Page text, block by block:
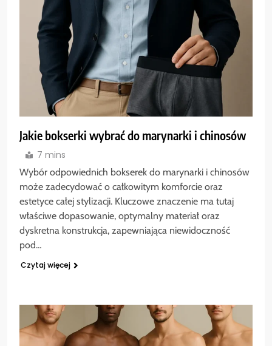
Jakie bokserki wybrać do marynarki i chinosów
7 mins
Wybór odpowiednich bokserek do marynarki i chinosów
może zadecydować o całkowitym komforcie oraz
estetyce całej stylizacji. Kluczowe znaczenie ma tutaj
właściwe dopasowanie, optymalny materiał oraz
dyskretna konstrukcja, zapewniająca niewidoczność
pod…
Czytaj więcej